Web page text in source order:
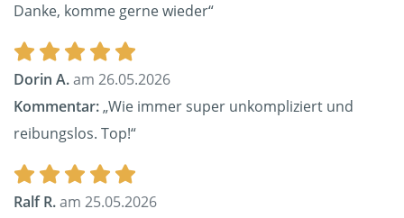
Danke, komme gerne wieder“
Dorin A.am 26.05.2026
Kommentar:„Wie immer super unkompliziert und
reibungslos. Top!“
Ralf R.am 25.05.2026